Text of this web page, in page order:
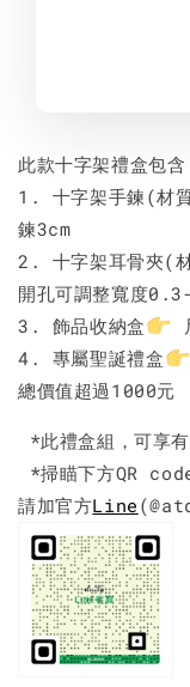
此款十字架禮盒包
1. 十字架手鍊(材
鍊3cm
2. 十字架耳骨夾(
開孔可調整寬度
3. 飾品收納盒
4. 專屬聖誕禮盒
總價值超過1000元
*此禮盒組，可享有
*掃瞄下方QR
請加官方Line